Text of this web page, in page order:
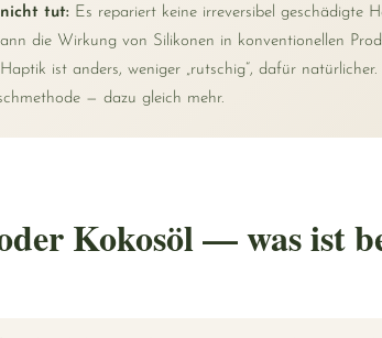
tut: Es repariert keine irreversibel geschädigte
die Wirkung von Silikonen in konventionellen
ist anders, weniger „rutschig“, dafür
— dazu gleich mehr.
Kokosöl — was ist